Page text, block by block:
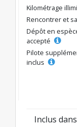
Kilométrage
Rencontrer et
Dépôt en
accepté
Pilote
inclus
Inclus